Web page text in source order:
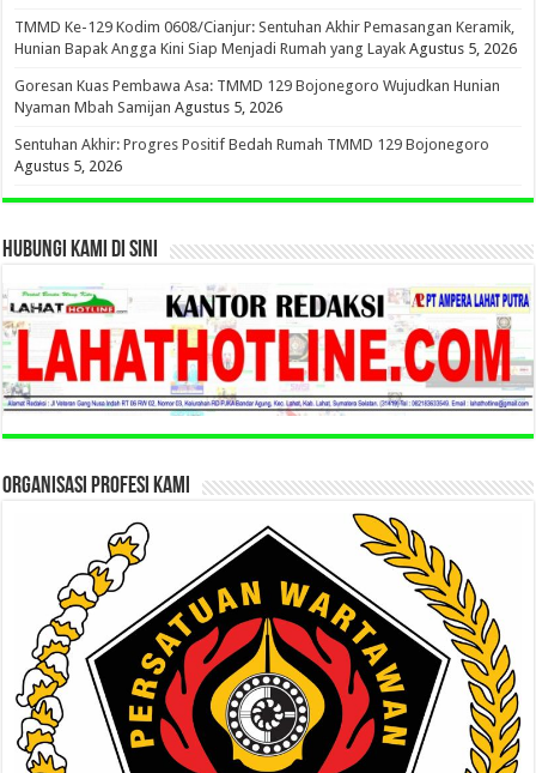
TMMD Ke-129 Kodim 0608/Cianjur: Sentuhan Akhir Pemasangan Keramik,
Hunian Bapak Angga Kini Siap Menjadi Rumah yang Layak Agustus 5, 2026
Goresan Kuas Pembawa Asa: TMMD 129 Bojonegoro Wujudkan Hunian
Nyaman Mbah Samijan Agustus 5, 2026
Sentuhan Akhir: Progres Positif Bedah Rumah TMMD 129 Bojonegoro
Agustus 5, 2026
HUBUNGI KAMI DI SINI
ORGANISASI PROFESI KAMI